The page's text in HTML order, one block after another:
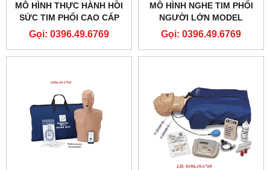
MÔ HÌNH THỰC HÀNH HỒI
SỨC TIM PHỔI CAO CẤP
CÓ TƯƠNG TÁC DI ĐỘNG
MODEL GD-HL/CPR2488
Gọi: 0396.49.6769
MÔ HÌNH NGHE TIM PHỔI
NGƯỜI LỚN MODEL
LF01290
Gọi: 0396.49.6769